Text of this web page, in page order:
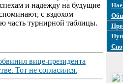
и надежду на будущие
с вздохом
часть турнирной таблицы.
вице-президента
Тот не согласился.